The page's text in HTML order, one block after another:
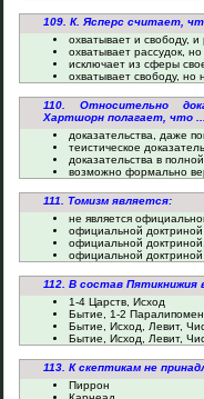
109. К. Ясперс считает,
охватывает и свободу, и
охватывает рассудок,
исключает из сферы
охватывает свободу, но
110. Относительно
Хартшорн полагает, что ...
доказательства, даже
теистическое
доказательства в
возможно формально
111. Томизм является:
не является
официальной доктриной
официальной
официальной доктриной
112. В состав Пятикнижия
1-4 Царств, Исход
Бытие, 1-2
Бытие, Исход, Левит,
Бытие, Исход, Левит,
113. К скептикам не
Пиррон